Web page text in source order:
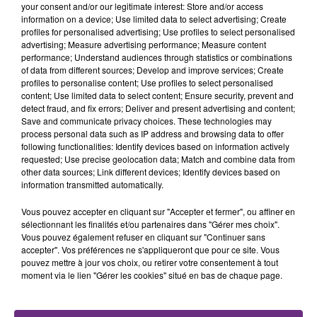
LA CENTRALE NUCLÉAIRE DE CHOOZ
TOUJOURS À L'ARRÊT
Cela fait déjà une semaine que la centrale
nucléaire ardennaise est à l'arrêt. Une situation
justifiée par la sécheresse intense qui est toujours
présente.
LE MAGASIN JOUÉCLUB DE REIMS FERME
SES PORTES
your consent and/or our legitimate interest: Store and/or access
information on a device; Use limited data to select advertising; Create
profiles for personalised advertising; Use profiles to select personalised
advertising; Measure advertising performance; Measure content
performance; Understand audiences through statistics or combinations
of data from different sources; Develop and improve services; Create
profiles to personalise content; Use profiles to select personalised
content; Use limited data to select content; Ensure security, prevent and
detect fraud, and fix errors; Deliver and present advertising and content;
Save and communicate privacy choices. These technologies may
process personal data such as IP address and browsing data to offer
following functionalities: Identify devices based on information actively
requested; Use precise geolocation data; Match and combine data from
other data sources; Link different devices; Identify devices based on
information transmitted automatically.
Vous pouvez accepter en cliquant sur "Accepter et fermer", ou affiner en
sélectionnant les finalités et/ou partenaires dans "Gérer mes choix".
Vous pouvez également refuser en cliquant sur "Continuer sans
accepter". Vos préférences ne s'appliqueront que pour ce site. Vous
pouvez mettre à jour vos choix, ou retirer votre consentement à tout
moment via le lien "Gérer les cookies" situé en bas de chaque page.